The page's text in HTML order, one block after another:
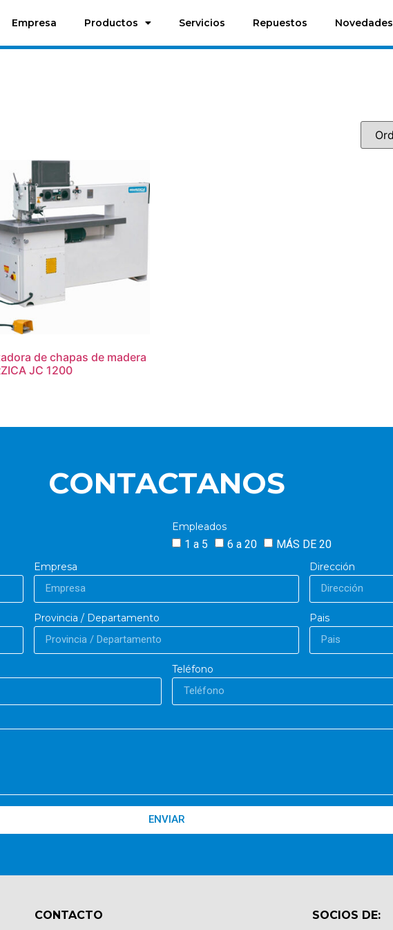
Empresa Productos Servicios Repuestos Novedades
de chapas de madera
JC 1200
CONTACTANOS
Empleados
1 a 5 6 a 20 MÁS DE 20
Empresa Dirección
Provincia / Departamento Pais
Teléfono
ENVIAR
CONTACTO​ SOCIOS DE: